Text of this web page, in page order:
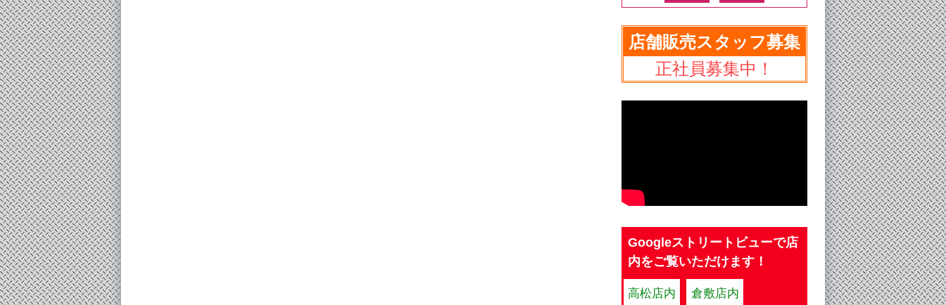
店舗販売スタッフ募集
正社員募集中！
Googleストリートビューで店
内をご覧いただけます！
高松店内
倉敷店内